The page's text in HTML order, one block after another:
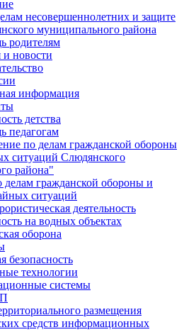
несовершеннолетних и защите
муниципального района
родителям
новости
информация
детства
педагогам
по делам гражданской обороны
ситуаций Слюдянского
района"
делам гражданской обороны и
ситуаций
деятельность
на водных объектах
оборона
безопасность
технологии
системы
размещения
средств информационных